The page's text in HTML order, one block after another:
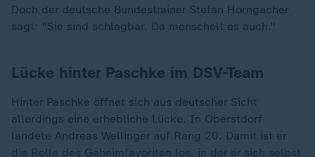
Doch der deutsche Bundestrainer Stefan Horngacher
sagt: "Sie sind schlagbar. Da menschelt es auch."
Lücke hinter Paschke im DSV-Team
Hinter Paschke öffnet sich aus deutscher Sicht
allerdings eine erhebliche Lücke. In Oberstdorf
landete Andreas Wellinger auf Rang 20. Damit ist er
die Rolle des Geheimfavoriten los, in der er sich selbst